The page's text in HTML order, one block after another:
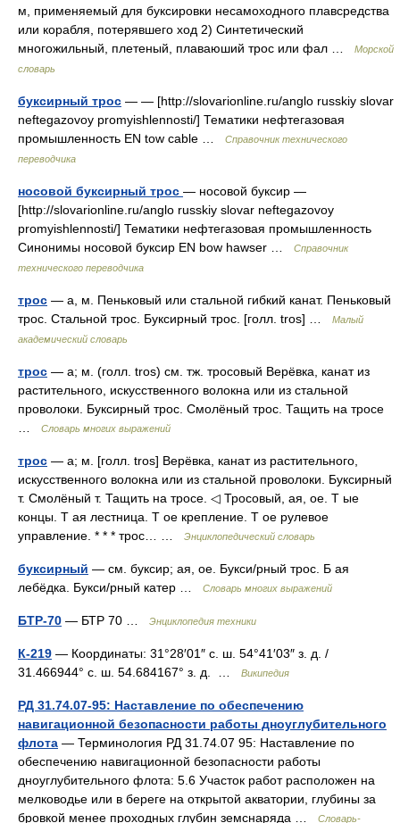
м, применяемый для буксировки несамоходного плавсредства
или корабля, потерявшего ход 2) Синтетический
многожильный, плетеный, плаваюший трос или фал …
Морской
словарь
буксирный трос — — [http://slovarionline.ru/anglo russkiy slovar
neftegazovoy promyishlennosti/] Тематики нефтегазовая
промышленность EN tow cable …
Справочник технического
переводчика
носовой буксирный трос — носовой буксир —
[http://slovarionline.ru/anglo russkiy slovar neftegazovoy
promyishlennosti/] Тематики нефтегазовая промышленность
Синонимы носовой буксир EN bow hawser …
Справочник
технического переводчика
трос — а, м. Пеньковый или стальной гибкий канат. Пеньковый
трос. Стальной трос. Буксирный трос. [голл. tros] …
Малый
академический словарь
трос — а; м. (голл. tros) см. тж. тросовый Верёвка, канат из
растительного, искусственного волокна или из стальной
проволоки. Буксирный трос. Смолёный трос. Тащить на тросе
Словарь многих выражений
трос — а; м. [голл. tros] Верёвка, канат из растительного,
искусственного волокна или из стальной проволоки. Буксирный
т. Смолёный т. Тащить на тросе. ◁ Тросовый, ая, ое. Т ые
концы. Т ая лестница. Т ое крепление. Т ое рулевое
управление. * * * трос… …
Энциклопедический словарь
буксирный — см. буксир; ая, ое. Букси/рный трос. Б ая
лебёдка. Букси/рный катер …
Словарь многих выражений
БТР-70 — БТР 70 … Энциклопедия техники
К-219 — Координаты: 31°28′01″ с. ш. 54°41′03″ з. д. /
31.466944° с. ш. 54.684167° з. д. …
Википедия
РД 31.74.07-95: Наставление по обеспечению
навигационной безопасности работы дноуглубительного
флота — Терминология РД 31.74.07 95: Наставление по
обеспечению навигационной безопасности работы
дноуглубительного флота: 5.6 Участок работ расположен на
мелководье или в береге на открытой акватории, глубины за
бровкой менее проходных глубин земснаряда …
Словарь-